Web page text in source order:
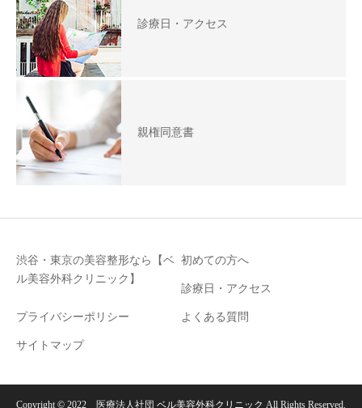
診療日・アクセス
親権同意書
渋谷・東京の美容整形なら【ベ
ル美容外科クリニック】
初めての方へ
診療日・アクセス
プライバシーポリシー よくある質問
サイトマップ
Copyright © 2022 医療法人社団 ベル美容外科クリニック All Rights Reserved.